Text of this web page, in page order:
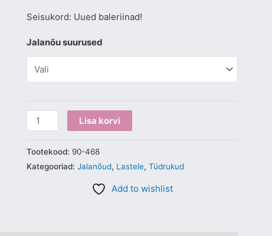
Seisukord: Uued baleriinad!
Jalanõu suurused
Lisa korvi
Tootekood: 90-468
Kategooriad: Jalanõud, Lastele, Tüdrukud
Add to wishlist